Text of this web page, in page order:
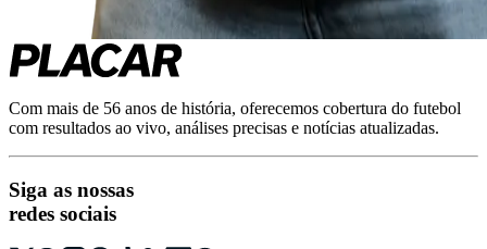
Com mais de 56 anos de história, oferecemos cobertura do futebol
com resultados ao vivo, análises precisas e notícias atualizadas.
Siga as nossas
redes sociais